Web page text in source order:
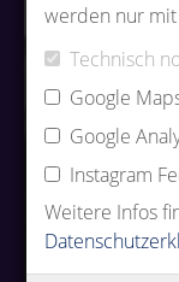
werden nur
Technisch
Google
Google
Instagram
Weitere Infos